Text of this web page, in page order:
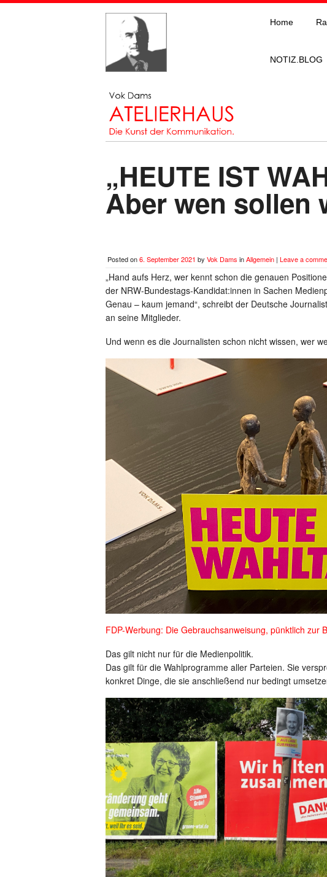
Home
NOTIZ.BLOG
„HEUTE IST
Aber wen sollen
Posted on6. September 2021 by Vok Dams inAllgemein | Leave a
„Hand aufs Herz, wer kennt schon die genauen
der NRW-Bundestags-Kandidat:innen in Sachen
Genau – kaum jemand“, schreibt der Deutsche
an seine Mitglieder.
Und wenn es die Journalisten schon nicht wissen, wer
FDP-Werbung: Die Gebrauchsanweisung, pünktlich zur
Das gilt nicht nur für die Medienpolitik.
Das gilt für die Wahlprogramme aller Parteien. Sie
konkret Dinge, die sie anschließend nur bedingt